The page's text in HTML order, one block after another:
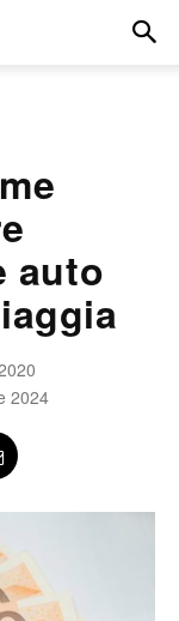
auto
2024